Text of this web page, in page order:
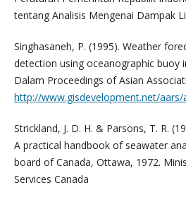
tentang Analisis Mengenai Dampak
Singhasaneh, P. (1995). Weather
detection using oceanographic buoy
Dalam Proceedings of Asian
http://www.gisdevelopment.net/
Strickland, J. D. H. & Parsons, T. R.
A practical handbook of seawater
board of Canada, Ottawa, 1972.
Services Canada